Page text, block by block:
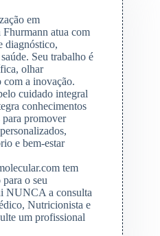
em
atua com
diagnóstico,
Seu trabalho é
olhar
com a inovação.
cuidado integral
conhecimentos
promover
e bem-estar
tem
o seu
NUNCA a consulta
Nutricionista e
um profissional